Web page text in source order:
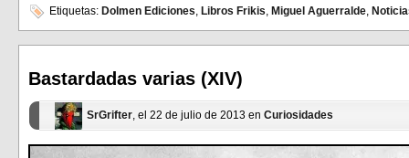
en
Facebook
(Se
abre
ventana
nueva)
en
(Se
abre
ventana
nueva)
Etiquetas: Dolmen Ediciones, Libros Frikis, Miguel Aguerralde,
Bastardadas varias (XIV)
SrGrifter, el 22 de julio de 2013 en Curiosidades